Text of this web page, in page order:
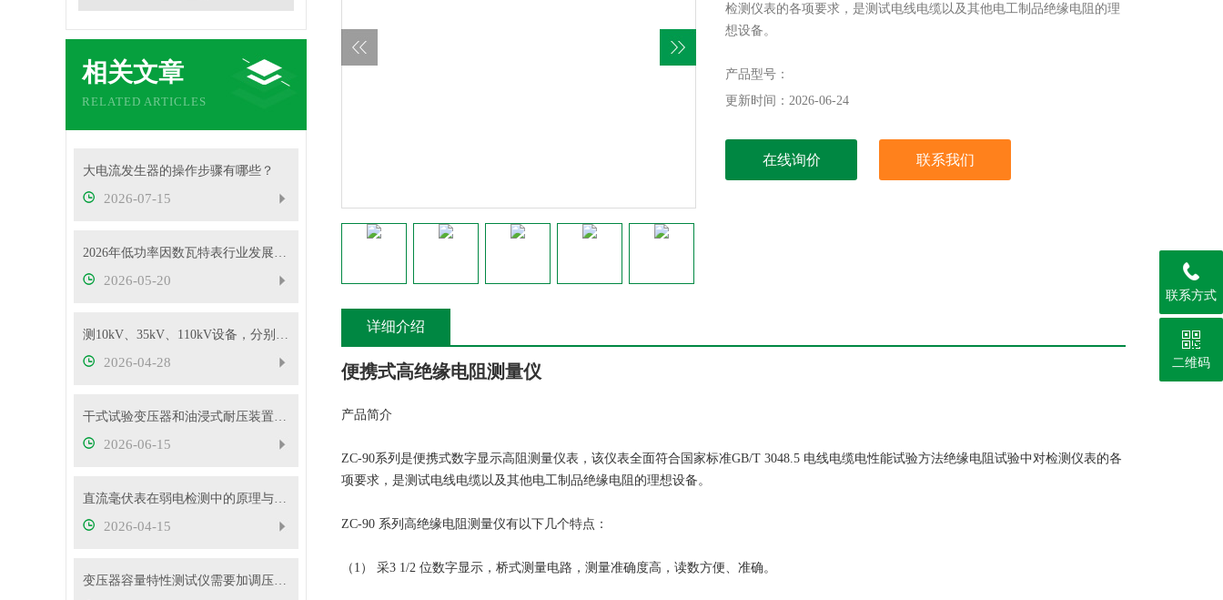
相关文章
RELATED ARTICLES
大电流发生器的操作步骤有哪些？
2026-07-15
2026年低功率因数瓦特表行业发展概况
2026-05-20
测10kV、35kV、110kV设备，分别选哪种高压试验变压器？
2026-04-28
干式试验变压器和油浸式耐压装置有什么区别？
2026-06-15
直流毫伏表在弱电检测中的原理与性能优势
2026-04-15
变压器容量特性测试仪需要加调压器吗？
检测仪表的各项要求，是测试电线电缆以及其他电工制品绝缘电阻的理
想设备。
产品型号：
更新时间：2026-06-24
在线询价 联系我们
详细介绍
便携式高绝缘电阻测量仪
产品简介
ZC-90系列是便携式数字显示高阻测量仪表，该仪表全面符合国家标准GB/T 3048.5 电线电缆电性能试验方法绝缘电阻试验中对检测仪表的各
项要求，是测试电线电缆以及其他电工制品绝缘电阻的理想设备。
ZC-90 系列高绝缘电阻测量仪有以下几个特点：
（1） 采3 1/2 位数字显示，桥式测量电路，测量准确度高，读数方便、准确。
联系方式
二维码